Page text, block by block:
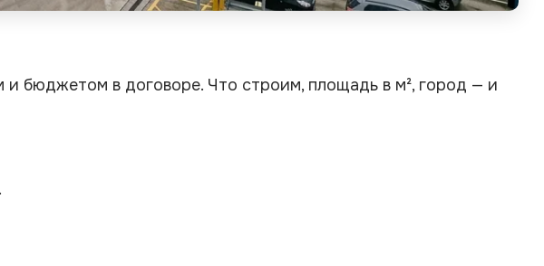
и бюджетом в договоре. Что строим, площадь в м², город — и
.